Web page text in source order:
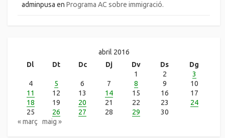
adminpusa en Programa AC sobre immigració.
abril 2016
Dl
Dt Dc Dj Dv Ds
Dg
1
2
3
4
5 6 7 8 9
10
11
12 13 14 15 16
17
18
19 20 21 22 23
24
25
26 27 28 29
30
« març
maig »